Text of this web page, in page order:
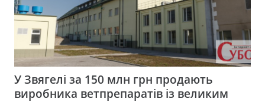
У Звягелі за 150 млн грн продають
виробника ветпрепаратів із великим